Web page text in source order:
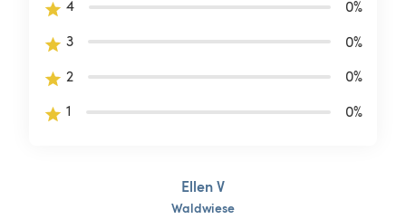
4
0%
3
0%
2
0%
1
0%
Ellen V
Waldwiese